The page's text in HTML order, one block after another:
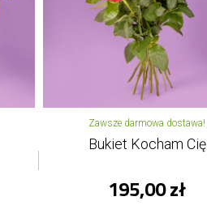
Zawsze darmowa dostawa!
Bukiet Kocham Cię
195,00 zł